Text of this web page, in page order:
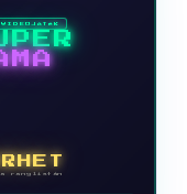
ranglistán